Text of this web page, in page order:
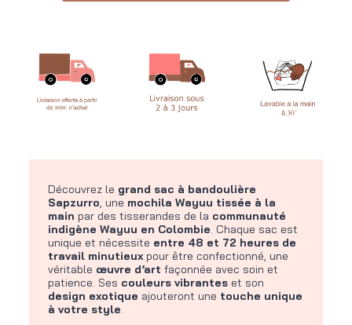
Découvrez le grand sac à bandoulière
Sapzurro , une mochila Wayuu tissée à la
main par des tisserandes de la communauté
indigène Wayuu en Colombie . Chaque sac est
unique et nécessite entre 48 et 72 heures de
travail minutieux pour être confectionné, une
véritable œuvre d’art façonnée avec soin et
patience. Ses couleurs vibrantes et son
design exotique ajouteront une touche unique
à votre style